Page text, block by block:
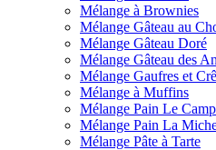
Mélange à Brownies
Mélange Gâteau au
Mélange Gâteau Doré
Mélange Gâteau des
Mélange Gaufres et
Mélange à Muffins
Mélange Pain Le
Mélange Pain La
Mélange Pâte à Tarte